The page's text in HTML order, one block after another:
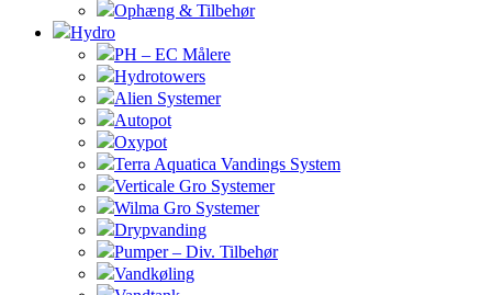
Ophæng & Tilbehør
Hydro
PH – EC Målere
Hydrotowers
Alien Systemer
Autopot
Oxypot
Terra Aquatica Vandings System
Verticale Gro Systemer
Wilma Gro Systemer
Drypvanding
Pumper – Div. Tilbehør
Vandkøling